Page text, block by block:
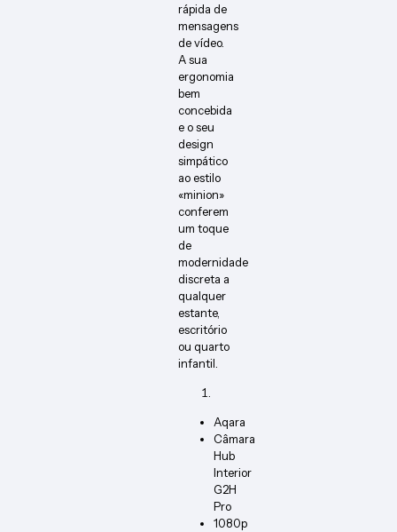
rápida de
mensagens
de vídeo.
A sua
ergonomia
bem
concebida
e o seu
design
simpático
ao estilo
«minion»
conferem
um toque
de
modernidade
discreta a
qualquer
estante,
escritório
ou quarto
infantil.
Aqara
Câmara
Hub
Interior
G2H
Pro
1080p